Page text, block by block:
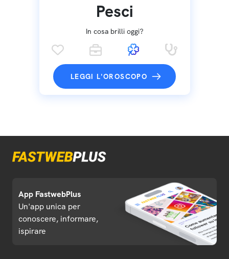
Pesci
In cosa brilli oggi?
LEGGI L'OROSCOPO
App FastwebPlus
Un'app unica per
conoscere, informare,
ispirare